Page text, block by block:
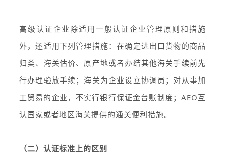
高级认证企业除适用一般认证企业管理原则和措施
外，还适用下列管理措施：在确定进出口货物的商品
归类、海关估价、原产地或者办结其他海关手续前先
行办理验放手续；海关为企业设立协调员；对从事加
工贸易的企业，不实行银行保证金台账制度；AEO互
认国家或者地区海关提供的通关便利措施。
（二）认证标准上的区别